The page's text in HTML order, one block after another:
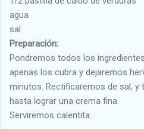
agua
sal
Preparación:
Pondremos todos los
apenas los cubra y dejaremos
minutos. Rectificaremos de sal,
hasta lograr una crema fina.
Serviremos calentita.